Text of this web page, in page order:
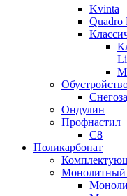
Kvinta
Quadro
Ондулин
Профнастил
С8
Поликарбонат
Монолитный